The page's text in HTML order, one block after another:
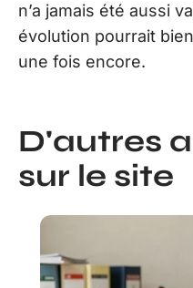
n’a jamais été aussi
évolution pourrait
une fois encore.
D'autres
sur le site